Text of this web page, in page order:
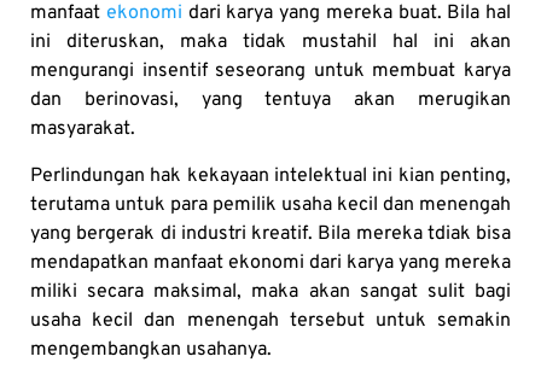
manfaat ekonomi dari karya yang mereka buat. Bila hal
ini diteruskan, maka tidak mustahil hal ini akan
mengurangi insentif seseorang untuk membuat karya
dan berinovasi, yang tentuya akan merugikan
masyarakat.
Perlindungan hak kekayaan intelektual ini kian penting,
terutama untuk para pemilik usaha kecil dan menengah
yang bergerak di industri kreatif. Bila mereka tdiak bisa
mendapatkan manfaat ekonomi dari karya yang mereka
miliki secara maksimal, maka akan sangat sulit bagi
usaha kecil dan menengah tersebut untuk semakin
mengembangkan usahanya.